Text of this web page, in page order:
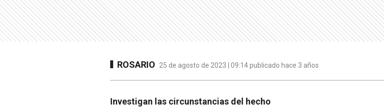
ROSARIO 25 de agosto de 2023 | 09:14 publicado hace 3 años
Investigan las circunstancias del hecho